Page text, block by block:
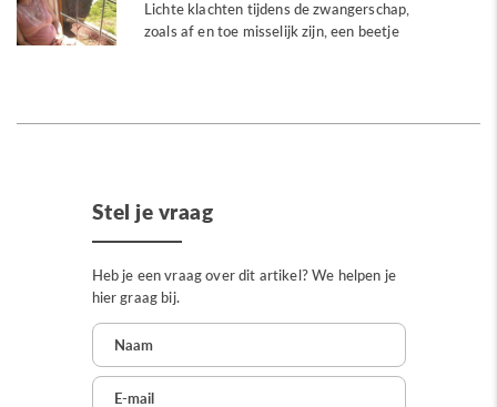
Lichte klachten tijdens de zwangerschap,
zoals af en toe misselijk zijn, een beetje
Stel je vraag
Heb je een vraag over dit artikel? We helpen je
hier graag bij.